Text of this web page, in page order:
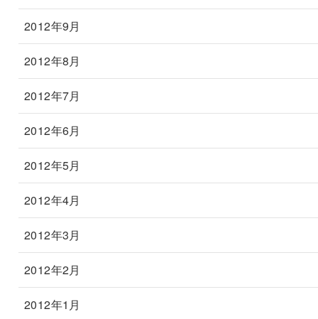
2012年9月
2012年8月
2012年7月
2012年6月
2012年5月
2012年4月
2012年3月
2012年2月
2012年1月